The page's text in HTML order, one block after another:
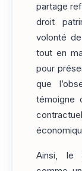
partage
droit
volonté
tout en
pour
que
témoigne
Ainsi, le